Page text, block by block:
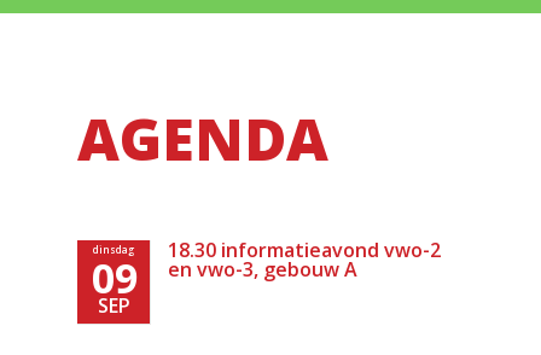
AGENDA
dinsdag
09
SEP
18.30 informatieavond vwo-2
en vwo-3, gebouw A